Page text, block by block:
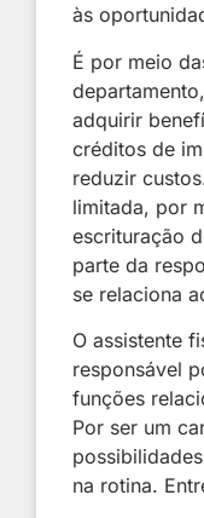
às
É por meio
adquirir
créditos de
reduzir
limitada, por
escrituração
parte da
se relaciona
O assistente
responsável
funções
Por ser um
na rotina.